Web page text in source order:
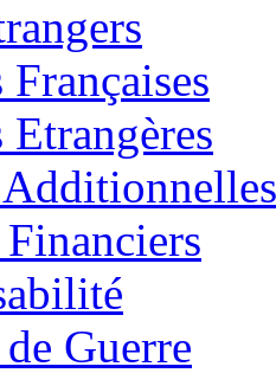
Etrangères
Additionnelles
Guerre